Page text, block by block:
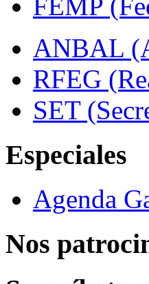
ANBAL
RFEG
SET
Especiales
Agenda
Nos